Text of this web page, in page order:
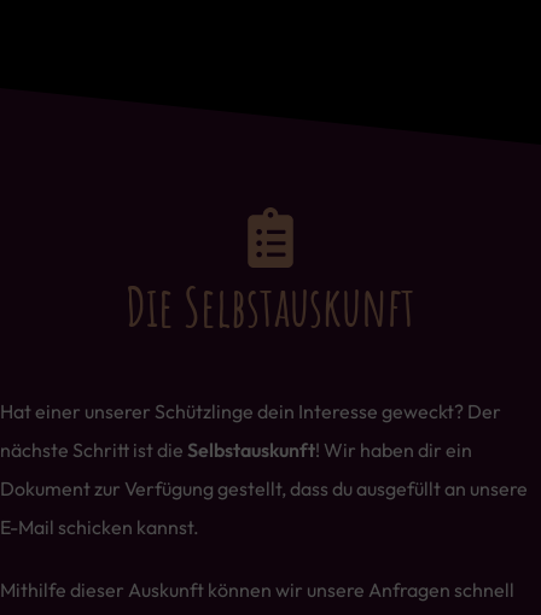
Die Selbstauskunft
Hat einer unserer Schützlinge dein Interesse geweckt? Der
nächste Schritt ist die Selbstauskunft! Wir haben dir ein
Dokument zur Verfügung gestellt, dass du ausgefüllt an unsere
E-Mail schicken kannst.
Mithilfe dieser Auskunft können wir unsere Anfragen schnell